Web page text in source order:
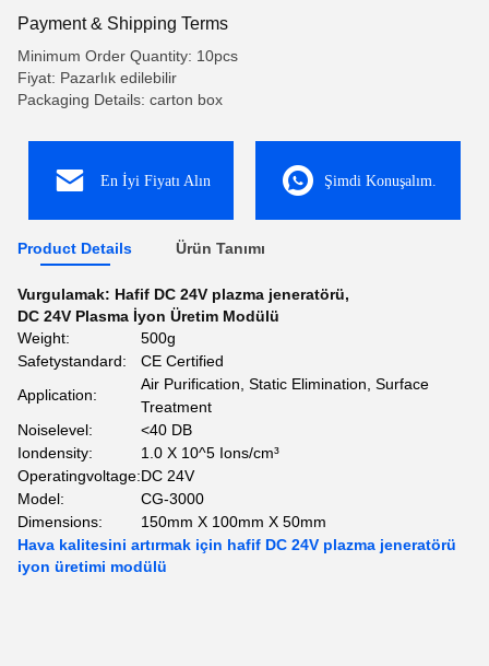
Payment & Shipping Terms
Minimum Order Quantity: 10pcs
Fiyat: Pazarlık edilebilir
Packaging Details: carton box
En İyi Fiyatı Alın Şimdi Konuşalım.
Product Details Ürün Tanımı
Vurgulamak: Hafif DC 24V plazma jeneratörü,
DC 24V Plasma İyon Üretim Modülü
Weight:
500g
Safetystandard:
CE Certified
Application:
Air Purification, Static Elimination, Surface
Treatment
Noiselevel:
<40 DB
Iondensity:
1.0 X 10^5 Ions/cm³
Operatingvoltage:DC 24V
Model:
CG-3000
Dimensions:
150mm X 100mm X 50mm
Hava kalitesini artırmak için hafif DC 24V plazma jeneratörü
iyon üretimi modülü